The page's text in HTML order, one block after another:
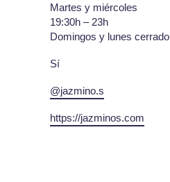
Martes y miércoles
19:30h – 23h
Domingos y lunes cerrado
Sí
@jazmino.s
https://jazminos.com